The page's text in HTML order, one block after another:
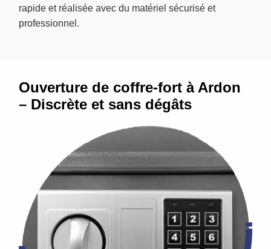
rapide et réalisée avec du matériel sécurisé et
professionnel.
Ouverture de coffre-fort à Ardon
– Discrète et sans dégâts